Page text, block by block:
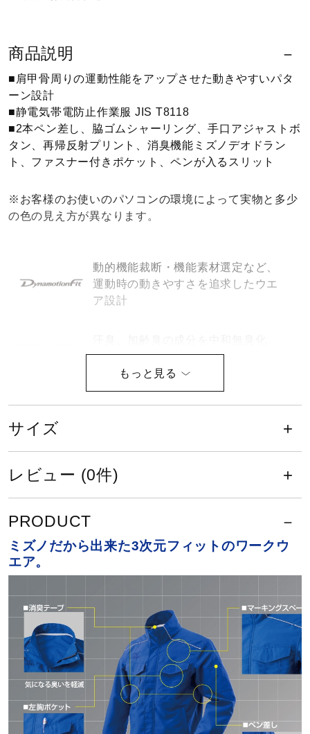
サポーター
健康／エクササイズ
コラボ／ライセンス
サポート
直営店一覧
商品説明
■肩甲骨周りの運動性能をアップさせた動きやすいパタ
ーン設計
■静電気帯電防止作業服 JIS T8118
■2本ペン差し、脇ゴムシャーリング、手口アジャストボ
タン、再帰反射プリント、消臭機能ミズノデオドラン
ト、ファスナー付きポケット、ペンが入るスリット
※お客様のお使いのパソコンの環境によって実物と多少
の色の見え方が異なります。
動的機能裁断・機能素材選定など、
運動時の動きやすさを追求したウエ
ア設計
100回洗濯後でも効果持続
サイズ
カラー
14：ネイビー
素材
ポリエステル100％（エステルドビーライト）
原産国
サイズ
レビュー (0件)
PRODUCT
ミズノだから出来た3次元フィットのワークウ
エア。